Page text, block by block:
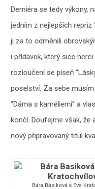
Derniéra se tedy výkony,
jedním z nejlepších repríz
ji za to odměnili
i přídavek, který sice
rozloučení se píseň
poselství. Za sebe
“Dáma s kaméliemi” a
končí. Doufejme však, že
nový připravovaný titul
Bára Basiková a Eva